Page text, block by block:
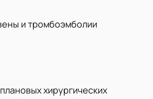
и тромбоэмболии
хирургических